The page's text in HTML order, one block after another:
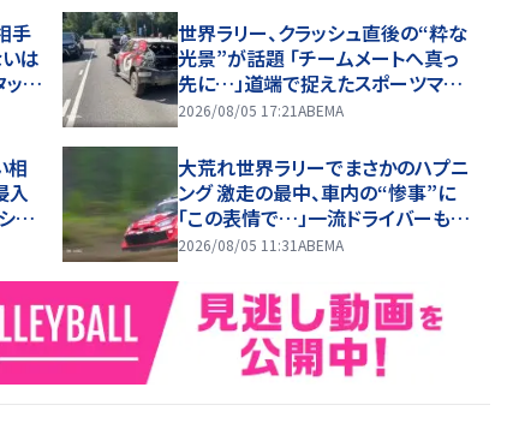
手
は
世界ラリー、クラッシュ直後の“粋な
光景”が話題 「チームメートへ真っ
先に…」道端で捉えたスポーツマン
シップに称賛の声
2026/08/05 17:21ABEMA
相
入
ュ
大荒れ世界ラリーでまさかのハプニ
ング 激走の最中、車内の“惨事”に
「この表情で…」一流ドライバーも必
死の形相
2026/08/05 11:31ABEMA